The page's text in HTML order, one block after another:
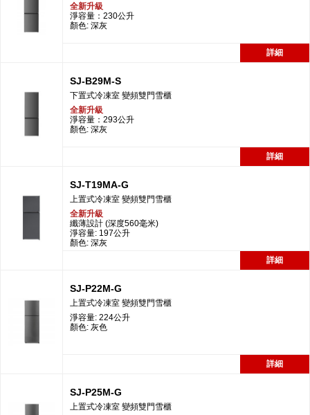
全新升級
淨容量：230公升
顏色: 深灰
詳細
SJ-B29M-S
下置式冷凍室 變頻雙門雪櫃
全新升級
淨容量：293公升
顏色: 深灰
詳細
SJ-T19MA-G
上置式冷凍室 變頻雙門雪櫃
全新升級
纖薄設計 (深度560毫米)
淨容量: 197公升
顏色: 深灰
詳細
SJ-P22M-G
上置式冷凍室 變頻雙門雪櫃
淨容量: 224公升
顏色: 灰色
詳細
SJ-P25M-G
上置式冷凍室 變頻雙門雪櫃